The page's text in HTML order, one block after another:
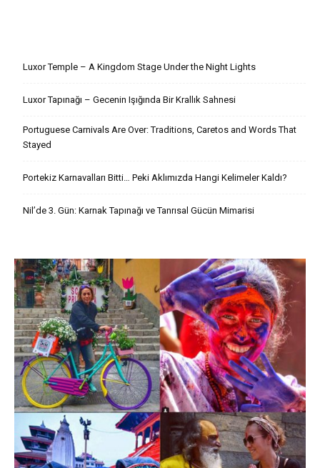
Luxor Temple – A Kingdom Stage Under the Night Lights
Luxor Tapınağı – Gecenin Işığında Bir Krallık Sahnesi
Portuguese Carnivals Are Over: Traditions, Caretos and Words That
Stayed
Portekiz Karnavalları Bitti… Peki Aklımızda Hangi Kelimeler Kaldı?
Nil’de 3. Gün: Karnak Tapınağı ve Tanrısal Gücün Mimarisi